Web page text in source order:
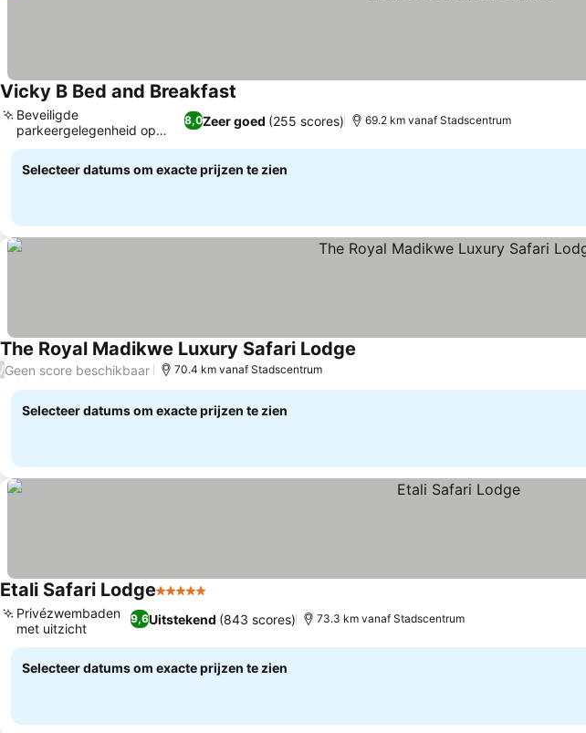
Vicky B Bed and Breakfast
8,0Zeer goed (255 scores)
Beveiligde
parkeergelegenheid op
eigen terrein
69.2 km vanaf Stadscentrum
Selecteer datums om exacte prijzen te zien
The Royal Madikwe Luxury Safari Lodge
/Geen score beschikbaar 70.4 km vanaf Stadscentrum
Selecteer datums om exacte prijzen te zien
Etali Safari Lodge5 Sterren
9,6Uitstekend (843 scores)
Privézwembaden
met uitzicht
73.3 km vanaf Stadscentrum
Selecteer datums om exacte prijzen te zien